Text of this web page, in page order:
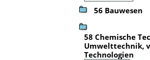
56 Bauwesen
58 Chemische
Umwelttechnik,
Technologien